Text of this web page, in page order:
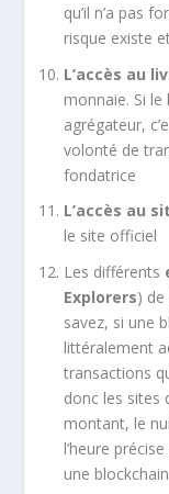
qu’il n’a pas
risque existe
L’accès au
monnaie. Si
agrégateur,
volonté de
fondatrice
L’accès au
le site officiel
Les différents
Explorers)
savez, si une
littéralement
transactions
donc les sites
montant, le
l’heure
une blockchain